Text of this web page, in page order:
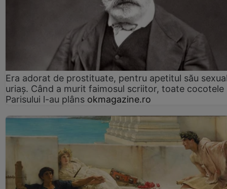
Era adorat de prostituate, pentru apetitul său
uriaș. Când a murit faimosul scriitor, toate cocotele
Parisului l-au plâns okmagazine.ro